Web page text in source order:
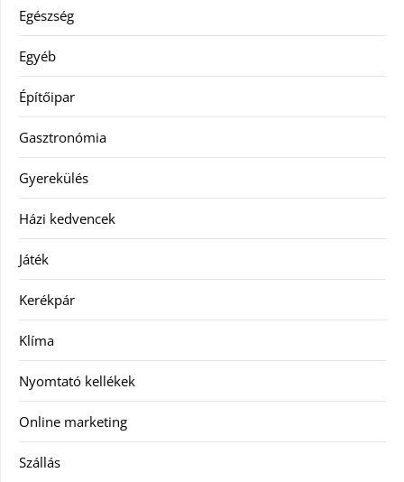
Egészség
Egyéb
Építőipar
Gasztronómia
Gyerekülés
Házi kedvencek
Játék
Kerékpár
Klíma
Nyomtató kellékek
Online marketing
Szállás